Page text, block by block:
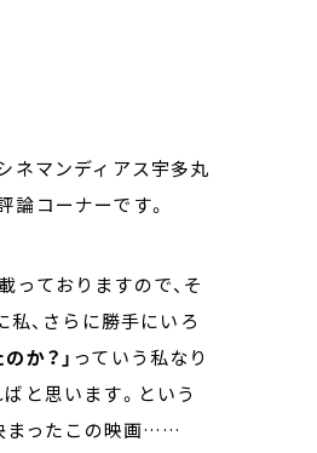
ネマンディアス宇多丸
コーナーです。
っておりますので、そ
私、さらに勝手にいろ
か？」 っていう私なり
と思います。という
まったこの映画……